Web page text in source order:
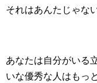
それはあんたじゃな
あなたは自分がいる
いな優秀な人はもっ